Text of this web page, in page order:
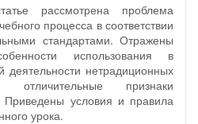
рассмотрена проблема
процесса в соответствии
стандартами. Отражены
использования в
деятельности нетрадиционных
отличительные признаки
Приведены условия и правила
урока.